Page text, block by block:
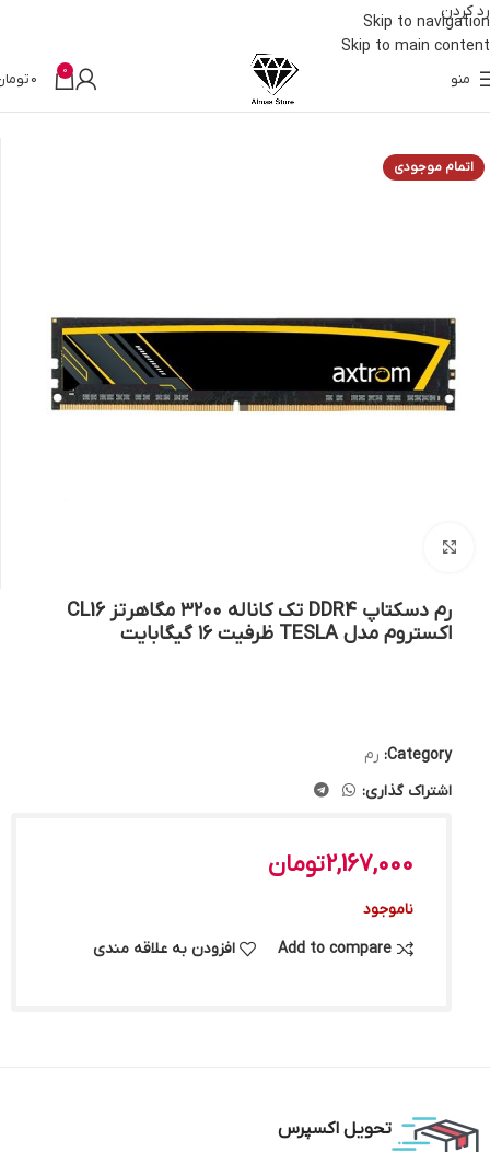
رد کردن
Skip to navigation
Skip to main content
منو 0
0
اتمام موجودی
رم دسکتاپ DDR4 تک کاناله ۳۲۰۰ مگاهرتز CL16
اکستروم مدل TESLA ظرفیت ۱۶ گیگابایت
Category: رم
اشتراک گذاری:
2,167,000تومان
ناموجود
Add to compare
افزودن به علاقه مندی
تحویل اکسپرس